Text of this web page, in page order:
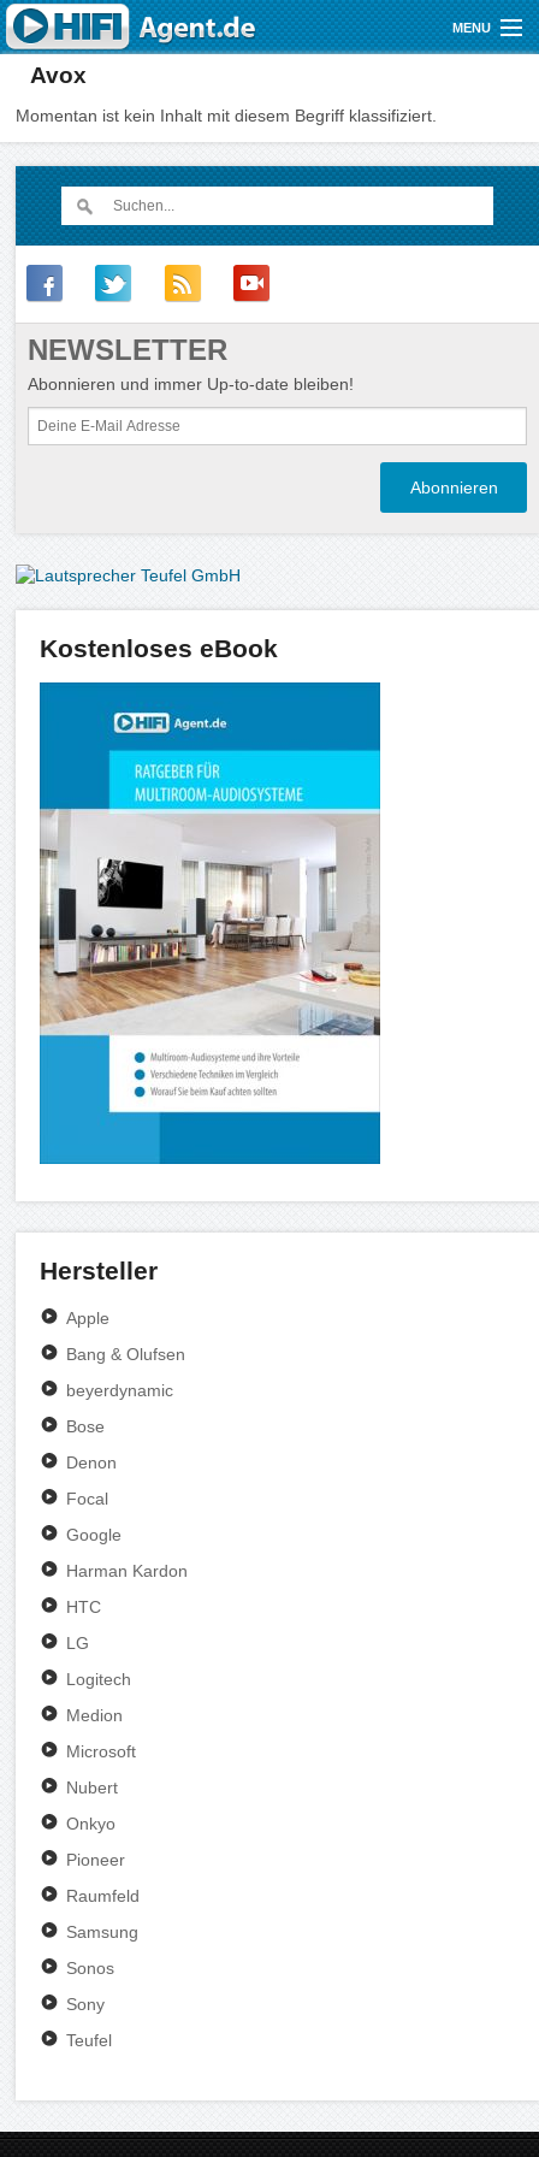
Direkt zum Inhalt
MENU
Gutscheine
Video
Mobile
Shop
Avox
Momentan ist kein Inhalt mit diesem Begriff klassifiziert.
NEWSLETTER
Abonnieren und immer Up-to-date bleiben!
Kostenloses eBook
Hersteller
Apple
Bang & Olufsen
beyerdynamic
Bose
Denon
Focal
Google
Harman Kardon
HTC
LG
Logitech
Medion
Microsoft
Nubert
Onkyo
Pioneer
Raumfeld
Samsung
Sonos
Sony
Teufel